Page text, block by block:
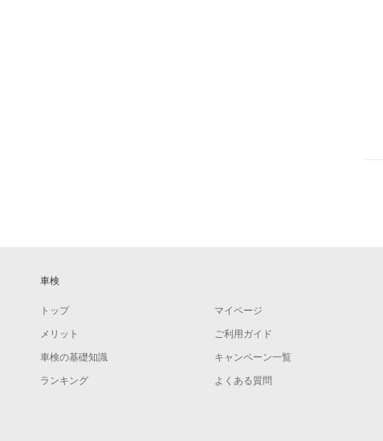
車検
トップ マイページ
メリット ご利用ガイド
車検の基礎知識 キャンペーン一覧
ランキング よくある質問